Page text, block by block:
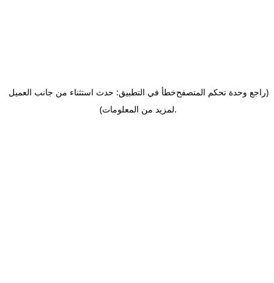
خطأ في التطبيق: حدث استثناء من جانب العميل(راجع وحدة تحكم المتصفح
لمزيد من المعلومات).